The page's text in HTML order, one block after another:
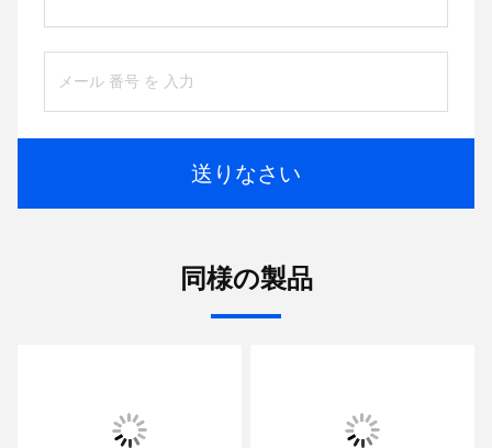
送りなさい
同様の製品